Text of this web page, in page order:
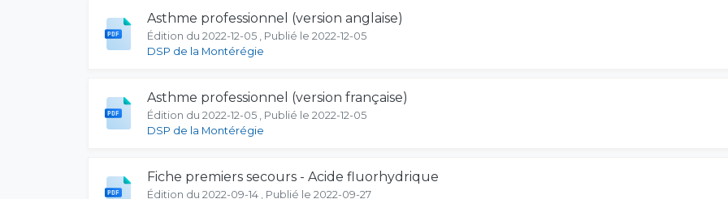
Asthme professionnel (version anglaise)
Édition du 2022-12-05 , Publié le 2022-12-05
DSP de la Montérégie
Asthme professionnel (version française)
Édition du 2022-12-05 , Publié le 2022-12-05
DSP de la Montérégie
Fiche premiers secours - Acide fluorhydrique
Édition du 2022-09-14 , Publié le 2022-09-27